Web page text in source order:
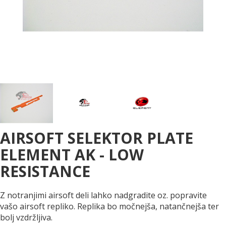
AIRSOFT SELEKTOR PLATE
ELEMENT AK - LOW
RESISTANCE
Z notranjimi airsoft deli lahko nadgradite oz. popravite
vašo airsoft repliko. Replika bo močnejša, natančnejša ter
bolj vzdržljiva.